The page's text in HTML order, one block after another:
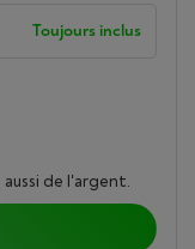
Toujours inclus
de l'argent.